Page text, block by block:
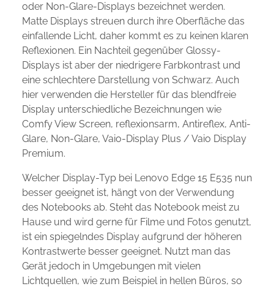
oder Non-Glare-Displays bezeichnet werden.
Matte Displays streuen durch ihre Oberfläche das
einfallende Licht, daher kommt es zu keinen klaren
Reflexionen. Ein Nachteil gegenüber Glossy-
Displays ist aber der niedrigere Farbkontrast und
eine schlechtere Darstellung von Schwarz. Auch
hier verwenden die Hersteller für das blendfreie
Display unterschiedliche Bezeichnungen wie
Comfy View Screen, reflexionsarm, Antireflex, Anti-
Glare, Non-Glare, Vaio-Display Plus / Vaio Display
Premium.
Welcher Display-Typ bei Lenovo Edge 15 E535 nun
besser geeignet ist, hängt von der Verwendung
des Notebooks ab. Steht das Notebook meist zu
Hause und wird gerne für Filme und Fotos genutzt,
ist ein spiegelndes Display aufgrund der höheren
Kontrastwerte besser geeignet. Nutzt man das
Gerät jedoch in Umgebungen mit vielen
Lichtquellen, wie zum Beispiel in hellen Büros, so